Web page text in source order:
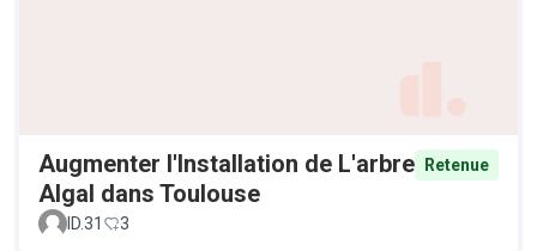
Augmenter l'Installation de L'arbre
Algal dans Toulouse
Retenue
ID.31 3